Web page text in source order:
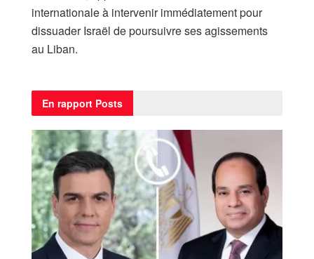
internationale à intervenir immédiatement pour
dissuader Israël de poursuivre ses agissements
au Liban.
En rapport Posts